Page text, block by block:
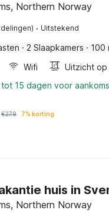
Northern Norway
· Uitstekend
· 2 Slaapkamers · 100
Wifi
15 dagen voor
€279 7% korting
huis in
Northern Norway